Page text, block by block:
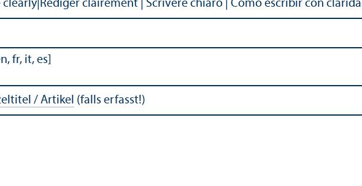
clearly| Rédiger clairement | Scrivere chiaro | Cómo escribir con
fr, it, es]
/ Artikel (falls erfasst!)